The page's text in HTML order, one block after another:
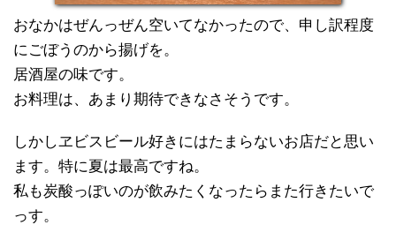
おなかはぜんっぜん空いてなかったので、申し訳程度
にごぼうのから揚げを。
居酒屋の味です。
お料理は、あまり期待できなさそうです。
しかしヱビスビール好きにはたまらないお店だと思い
ます。特に夏は最高ですね。
私も炭酸っぽいのが飲みたくなったらまた行きたいで
っす。